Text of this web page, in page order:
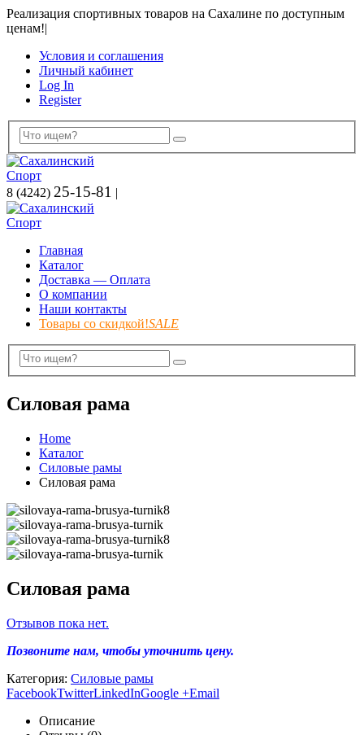
Реализация спортивных товаров на Сахалине по доступным
ценам!|
Условия и соглашения
Личный кабинет
Log In
Register
8 (4242) 25-15-81 |
Главная
Каталог
Доставка — Оплата
О компании
Наши контакты
Товары со скидкой!SALE
Силовая рама
Home
Каталог
Силовые рамы
Силовая рама
Силовая рама
Отзывов пока нет.
Позвоните нам, чтобы уточнить цену.
Категория: Силовые рамы
FacebookTwitterLinkedInGoogle +Email
Описание